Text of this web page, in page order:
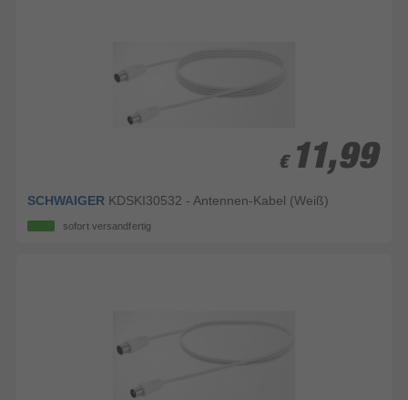
€ 11,99
€ 11,99
SCHWAIGER KDSKI30532 - Antennen-Kabel (Weiß)
sofort versandfertig